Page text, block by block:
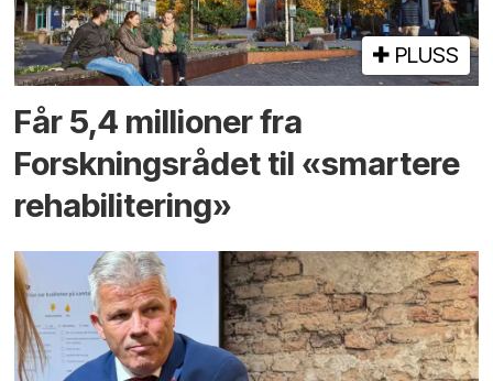
PLUSS
Får 5,4 millioner fra
Forskningsrådet til «smartere
rehabilitering»